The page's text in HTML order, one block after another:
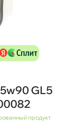
GL5
продукт